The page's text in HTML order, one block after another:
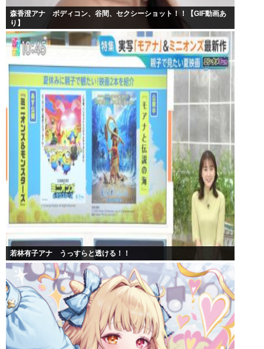
森香澄アナ ボディコン、谷間、セクシーショット！！【GIF動画あ
り】
若林有子アナ うっすらと透ける！！